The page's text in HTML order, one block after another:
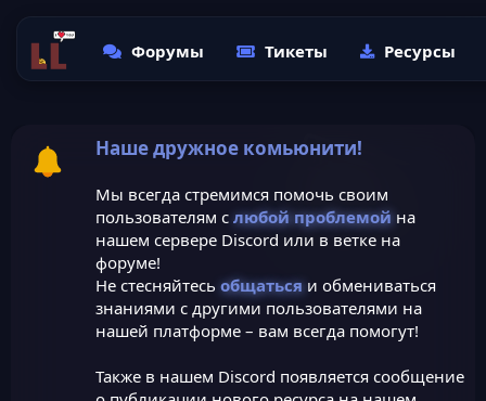
Форумы Тикеты Ресурсы
Наше дружное комьюнити!
Мы всегда стремимся помочь своим
пользователям с любой проблемойна
нашем сервере Discord или в ветке на
форуме!
Не стесняйтесь общатьсяи обмениваться
знаниями с другими пользователями на
нашей платформе – вам всегда помогут!
Также в нашем Discord появляется сообщение